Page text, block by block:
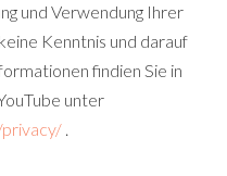
und Verwendung Ihrer
Kenntnis und darauf
findien Sie in
unter
.